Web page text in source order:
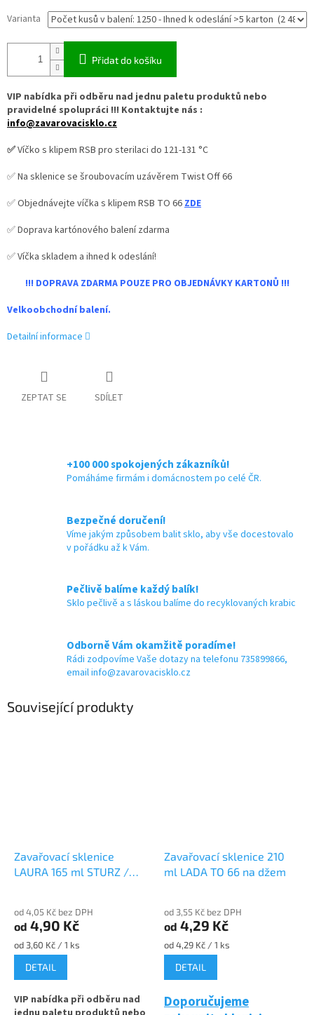
Varianta
Přidat do košíku
VIP nabídka při odběru nad jednu paletu produktů nebo
pravidelné spolupráci !!! Kontaktujte nás :
info@zavarovacisklo.cz
✅Víčko s klipem RSB pro sterilaci do 121-131 °C
✅ Na sklenice se šroubovacím uzávěrem Twist Off 66
✅ Objednávejte víčka s klipem RSB TO 66ZDE
✅ Doprava kartónového balení zdarma
✅ Víčka skladem a ihned k odeslání!
!!! DOPRAVA ZDARMA POUZE PRO OBJEDNÁVKY KARTONŮ !!!
Velkoobchodní balení.
Detailní informace
ZEPTAT SE SDÍLET
+100 000 spokojených zákazníků!
Pomáháme firmám i domácnostem po celé ČR.
Bezpečné doručení!
Víme jakým způsobem balit sklo, aby vše docestovalo
v pořádku až k Vám.
Pečlivě balíme každý balík!
Sklo pečlivě a s láskou balíme do recyklovaných krabic
Odborně Vám okamžitě poradíme!
Rádi zodpovíme Vaše dotazy na telefonu 735899866,
email info@zavarovacisklo.cz
Související produkty
Zavařovací sklenice
LAURA 165 ml STURZ /
od 4,05 Kč bez DPH
od 4,90 Kč
Měrná
cena:
od 3,60 Kč / 1 ks
DETAIL
VIP nabídka při odběru nad
Zavařovací sklenice 210
ml LADA TO 66 na džem
od 3,55 Kč bez DPH
od 4,29 Kč
Měrná
cena:
od 4,29 Kč / 1 ks
DETAIL
Doporučujeme